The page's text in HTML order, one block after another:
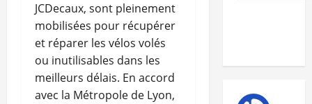
JCDecaux, sont pleinement
mobilisées pour récupérer
et réparer les vélos volés
ou inutilisables dans les
meilleurs délais. En accord
avec la Métropole de Lyon,